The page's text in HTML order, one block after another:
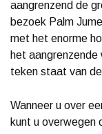
aangrenzend de
bezoek Palm
met het enorme
het
teken staat van
Wanneer u over
kunt u overwegen